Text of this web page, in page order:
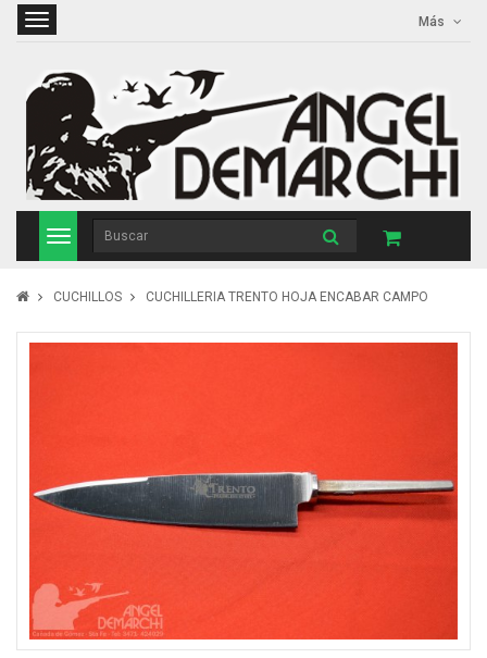
Más
CUCHILLOS CUCHILLERIA TRENTO HOJA ENCABAR CAMPO